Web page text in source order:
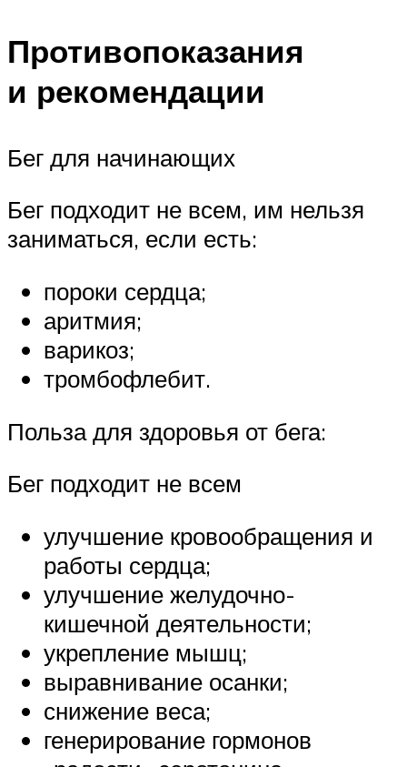
Противопоказания
и рекомендации
Бег для начинающих
Бег подходит не всем, им нельзя
заниматься, если есть:
пороки сердца;
аритмия;
варикоз;
тромбофлебит.
Польза для здоровья от бега:
Бег подходит не всем
улучшение кровообращения и
работы сердца;
улучшение желудочно-
кишечной деятельности;
укрепление мышц;
выравнивание осанки;
снижение веса;
генерирование гормонов